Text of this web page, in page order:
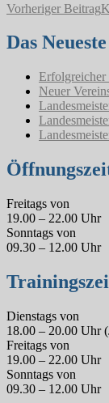
Vorheriger Beitrag
Das Neueste
Erfolgreicher
Neuer
Freitags von
19.00 – 22.00 Uhr
Sonntags von
09.30 – 12.00 Uhr
Dienstags von
18.00 – 20.00 Uhr
Freitags von
19.00 – 22.00 Uhr
Sonntags von
09.30 – 12.00 Uhr